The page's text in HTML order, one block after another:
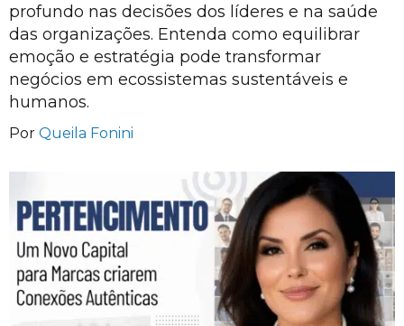
profundo nas decisões dos líderes e na saúde
das organizações. Entenda como equilibrar
emoção e estratégia pode transformar
negócios em ecossistemas sustentáveis e
humanos.
Por Queila Fonini